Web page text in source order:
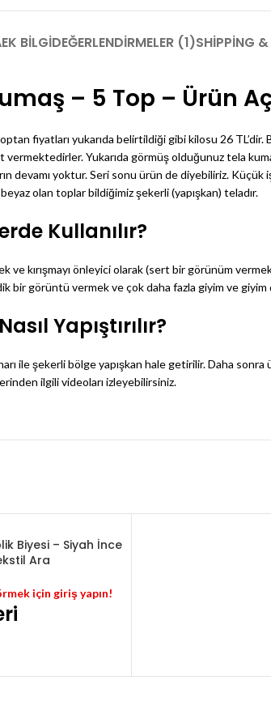
EK BILGIDEĞERLENDIRMELER (1)SHIPPING &
– 5 Top – Ürün
fiyatları yukarıda belirtildiği gibi kilosu 26
Yukarıda görmüş olduğunuz tela
devamı yoktur. Seri sonu ürün de diyebiliriz.
olan toplar bildiğimiz şekerli (yapışkan) teladır.
Kullanılır?
ve kırışmayı önleyici olarak (sert bir görünüm
görüntü vermek ve çok daha fazla giyim ve giyim
Yapıştırılır?
ile şekerli bölge yapışkan hale getirilir. Daha
ilgili videoları izleyebilirsiniz.
Biyesi – Siyah İnce
Ara
için giriş yapın!
boyutlardadır.